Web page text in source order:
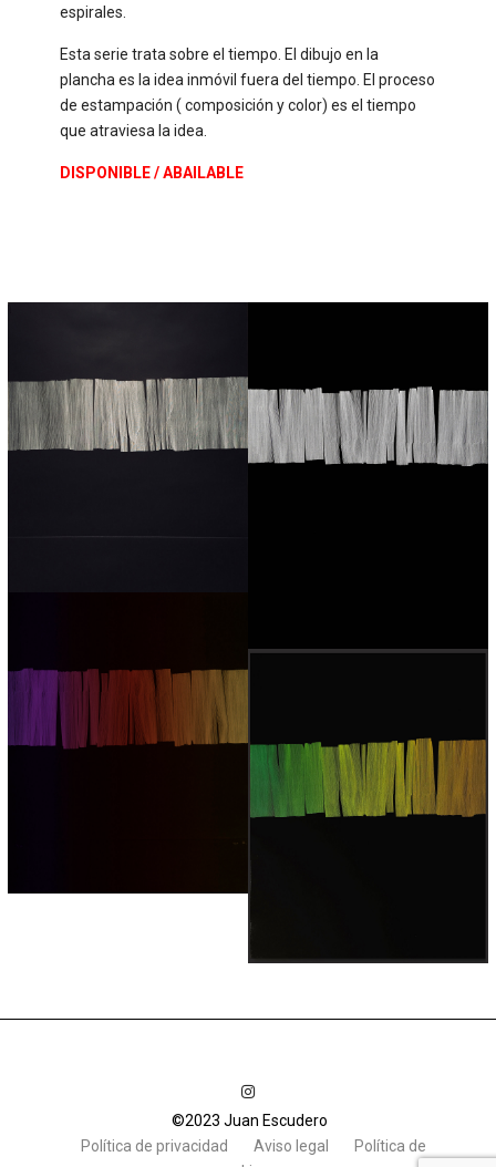
espirales.
Esta serie trata sobre el tiempo. El dibujo en la
plancha es la idea inmóvil fuera del tiempo. El proceso
de estampación ( composición y color) es el tiempo
que atraviesa la idea.
DISPONIBLE / ABAILABLE
©2023 Juan Escudero
Política de privacidad
Aviso legal
Política de